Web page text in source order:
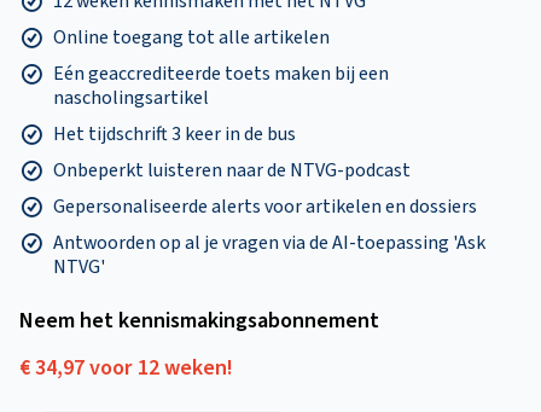
Online toegang tot alle artikelen
Eén geaccrediteerde toets maken bij een
nascholingsartikel
Het tijdschrift 3 keer in de bus
Onbeperkt luisteren naar de NTVG-podcast
Gepersonaliseerde alerts voor artikelen en dossiers
Antwoorden op al je vragen via de AI-toepassing 'Ask
NTVG'
Neem het kennismakings­abonnement
€ 34,97 voor 12 weken!